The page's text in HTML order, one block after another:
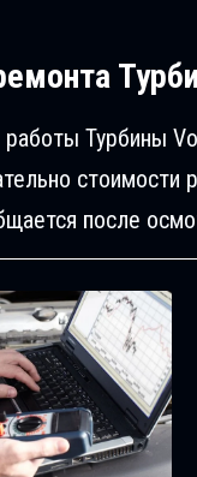
Турбины
стоимости
после